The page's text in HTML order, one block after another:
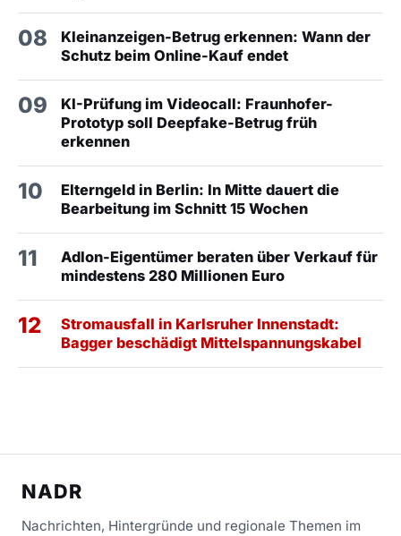
08
Kleinanzeigen-Betrug erkennen: Wann der
Schutz beim Online-Kauf endet
09
KI-Prüfung im Videocall: Fraunhofer-
Prototyp soll Deepfake-Betrug früh
erkennen
10
Elterngeld in Berlin: In Mitte dauert die
Bearbeitung im Schnitt 15 Wochen
11
Adlon-Eigentümer beraten über Verkauf für
mindestens 280 Millionen Euro
12
Stromausfall in Karlsruher Innenstadt:
Bagger beschädigt Mittelspannungskabel
NADR
Nachrichten, Hintergründe und regionale Themen im